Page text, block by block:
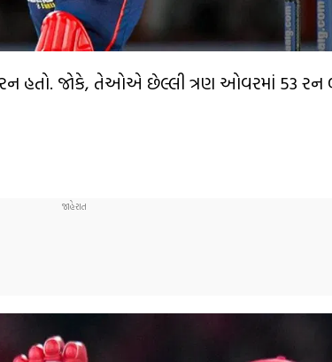
રન હતો. જોકે, તેઓએ છેલ્લી ત્રણ ઓવરમાં 53 રન